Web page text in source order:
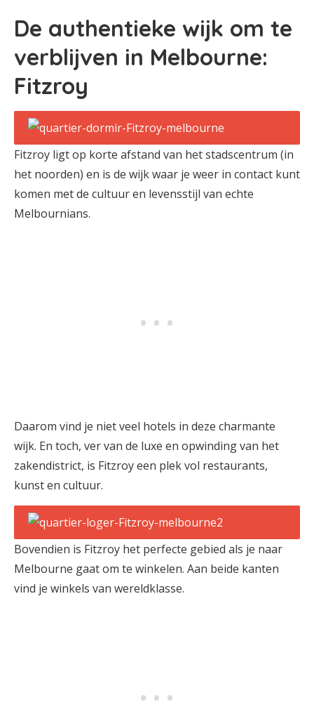
De authentieke wijk om te
verblijven in Melbourne:
Fitzroy
Fitzroy ligt op korte afstand van het stadscentrum (in
het noorden) en is de wijk waar je weer in contact kunt
komen met de cultuur en levensstijl van echte
Melbournians.
Daarom vind je niet veel hotels in deze charmante
wijk. En toch, ver van de luxe en opwinding van het
zakendistrict, is Fitzroy een plek vol restaurants,
kunst en cultuur.
Bovendien is Fitzroy het perfecte gebied als je naar
Melbourne gaat om te winkelen. Aan beide kanten
vind je winkels van wereldklasse.